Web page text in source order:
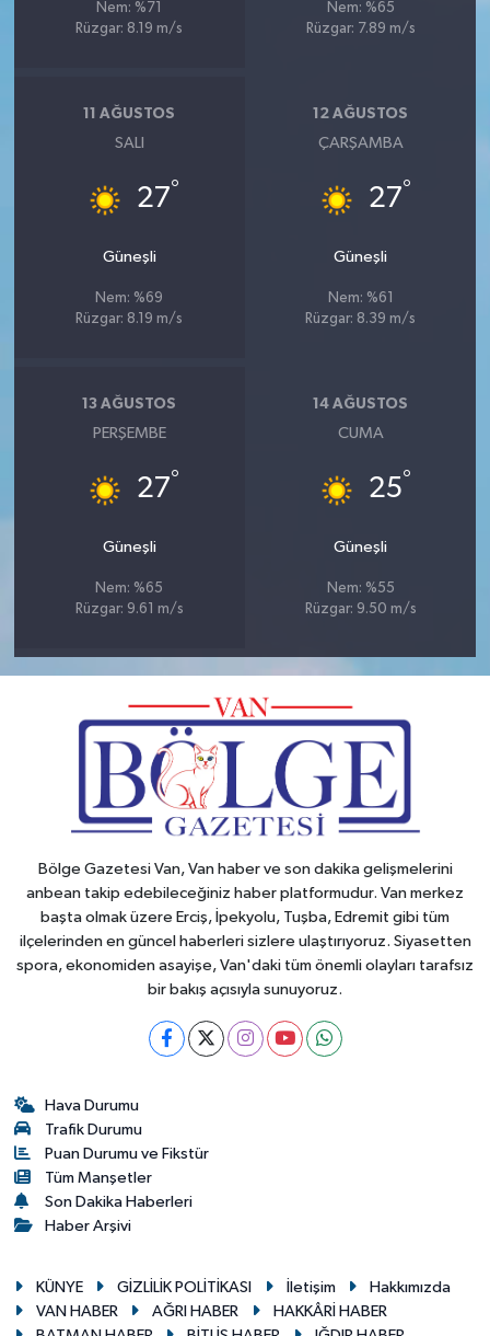
Nem: %71
Rüzgar: 8.19 m/s
Nem: %65
Rüzgar: 7.89 m/s
11 AĞUSTOS
SALI
27°
Güneşli
Nem: %69
Rüzgar: 8.19 m/s
12 AĞUSTOS
ÇARŞAMBA
27°
Güneşli
Nem: %61
Rüzgar: 8.39 m/s
13 AĞUSTOS
PERŞEMBE
27°
Güneşli
Nem: %65
Rüzgar: 9.61 m/s
14 AĞUSTOS
CUMA
25°
Güneşli
Nem: %55
Rüzgar: 9.50 m/s
Bölge Gazetesi Van, Van haber ve son dakika gelişmelerini
anbean takip edebileceğiniz haber platformudur. Van merkez
başta olmak üzere Erciş, İpekyolu, Tuşba, Edremit gibi tüm
ilçelerinden en güncel haberleri sizlere ulaştırıyoruz. Siyasetten
spora, ekonomiden asayişe, Van'daki tüm önemli olayları tarafsız
bir bakış açısıyla sunuyoruz.
Hava Durumu
Trafik Durumu
Puan Durumu ve Fikstür
Tüm Manşetler
Son Dakika Haberleri
Haber Arşivi
KÜNYE GİZLİLİK POLİTİKASI İletişim
Hakkımızda
VAN HABER
AĞRI HABER
HAKKÂRİ HABER